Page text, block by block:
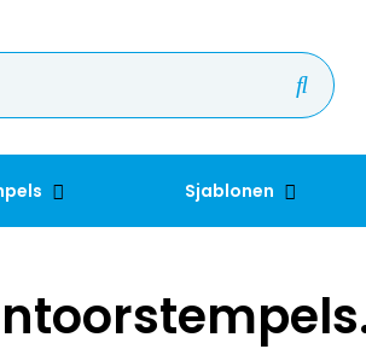
Sjablonen